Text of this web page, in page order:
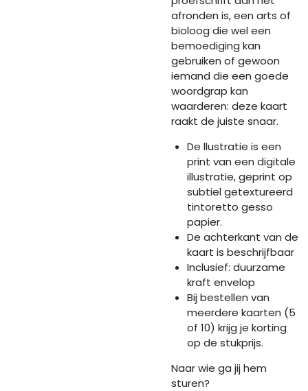
afronden is, een arts of
bioloog die wel een
bemoediging kan
gebruiken of gewoon
iemand die een goede
woordgrap kan
waarderen: deze kaart
raakt de juiste snaar.
De llustratie is een
print van een digitale
illustratie, geprint op
subtiel getextureerd
tintoretto gesso
papier.
De achterkant van de
kaart is beschrijfbaar
Inclusief: duurzame
kraft envelop
Bij bestellen van
meerdere kaarten (5
of 10) krijg je korting
op de stukprijs.
Naar wie ga jij hem
sturen?